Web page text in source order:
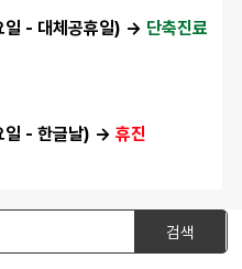
체공휴일) → 단축진료
한글날) → 휴진
검색